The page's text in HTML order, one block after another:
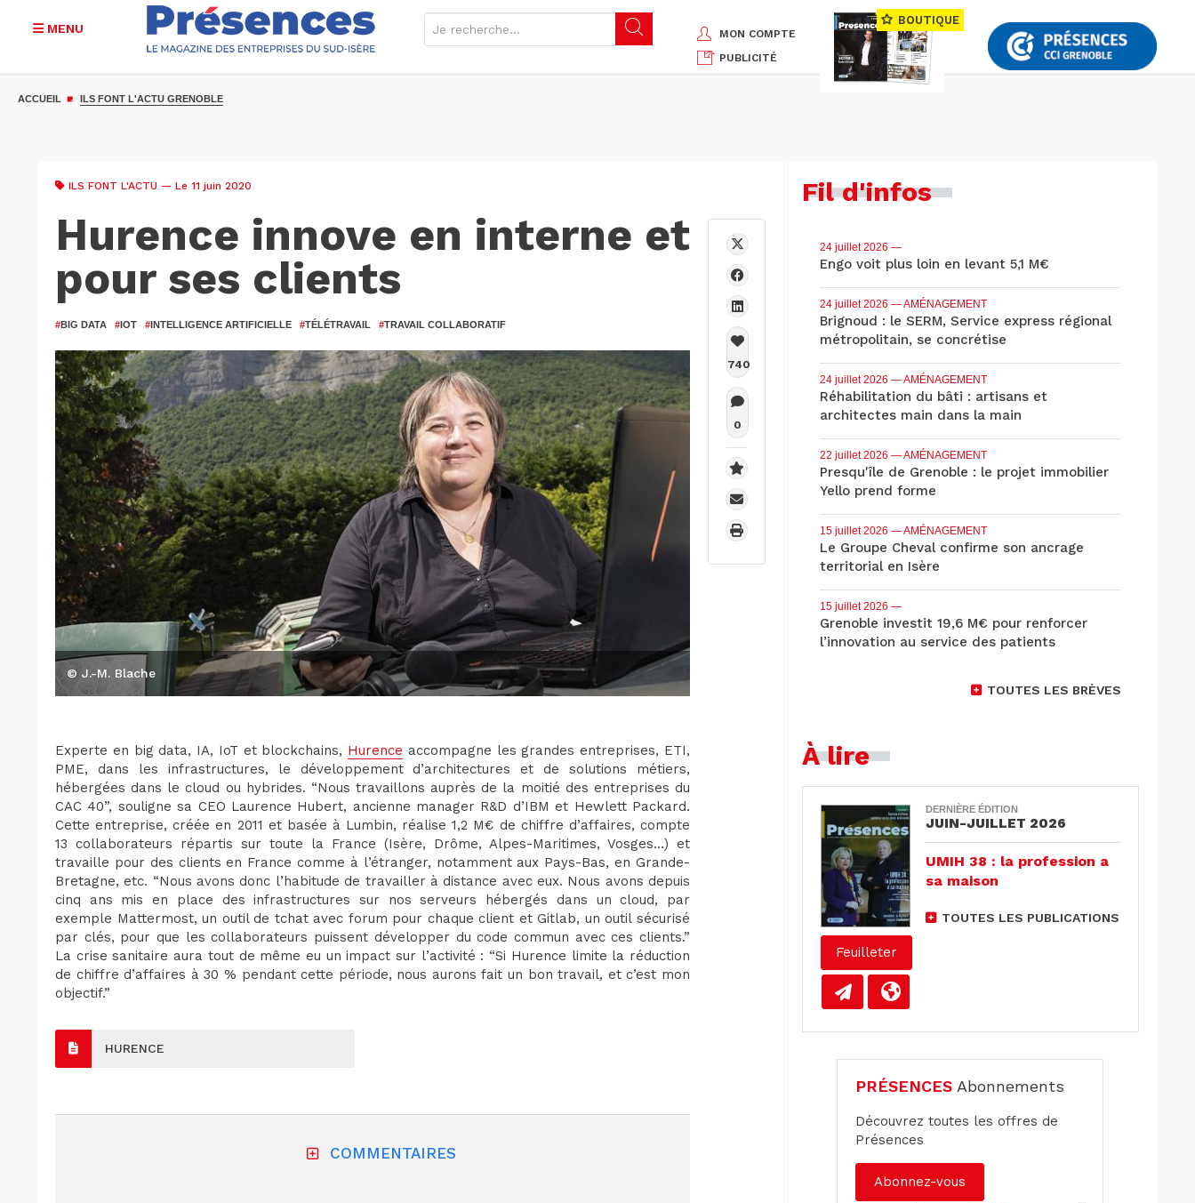
MENU
MON COMPTE
PUBLICITÉ
BOUTIQUE
ACCUEIL ILS FONT L'ACTU GRENOBLE
ILS FONT L'ACTU — Le 11 juin 2020
Hurence innove en interne et
pour ses clients
#BIG DATA #IOT #INTELLIGENCE ARTIFICIELLE #TÉLÉTRAVAIL #TRAVAIL COLLABORATIF
© J.-M. Blache
Experte en big data, IA, IoT et blockchains, Hurence accompagne les grandes entreprises, ETI,
PME, dans les infrastructures, le développement d’architectures et de solutions métiers,
hébergées dans le cloud ou hybrides. “Nous travaillons auprès de la moitié des entreprises du
CAC 40”, souligne sa CEO Laurence Hubert, ancienne manager R&D d’IBM et Hewlett Packard.
Cette entreprise, créée en 2011 et basée à Lumbin, réalise 1,2 M€ de chiffre d’affaires, compte
13 collaborateurs répartis sur toute la France (Isère, Drôme, Alpes-Maritimes, Vosges…) et
travaille pour des clients en France comme à l’étranger, notamment aux Pays-Bas, en Grande-
Bretagne, etc. “Nous avons donc l’habitude de travailler à distance avec eux. Nous avons depuis
cinq ans mis en place des infrastructures sur nos serveurs hébergés dans un cloud, par
exemple Mattermost, un outil de tchat avec forum pour chaque client et Gitlab, un outil sécurisé
par clés, pour que les collaborateurs puissent développer du code commun avec ces clients.”
La crise sanitaire aura tout de même eu un impact sur l’activité : “Si Hurence limite la réduction
de chiffre d’affaires à 30 % pendant cette période, nous aurons fait un bon travail, et c’est mon
objectif.”
HURENCE
COMMENTAIRES
740
0
Fil d'infos
24 juillet 2026 —
Engo voit plus loin en levant 5,1 M€
24 juillet 2026 — AMÉNAGEMENT
Brignoud : le SERM, Service express régional
métropolitain, se concrétise
24 juillet 2026 — AMÉNAGEMENT
Réhabilitation du bâti : artisans et
architectes main dans la main
22 juillet 2026 — AMÉNAGEMENT
Presqu'île de Grenoble : le projet immobilier
Yello prend forme
15 juillet 2026 — AMÉNAGEMENT
Le Groupe Cheval confirme son ancrage
territorial en Isère
15 juillet 2026 —
Grenoble investit 19,6 M€ pour renforcer
l’innovation au service des patients
TOUTES LES BRÈVES
À lire
Feuilleter
DERNIÈRE ÉDITION
JUIN-JUILLET 2026
UMIH 38 : la profession a
sa maison
TOUTES LES PUBLICATIONS
PRÉSENCES Abonnements
Découvrez toutes les offres de
Présences
Abonnez-vous